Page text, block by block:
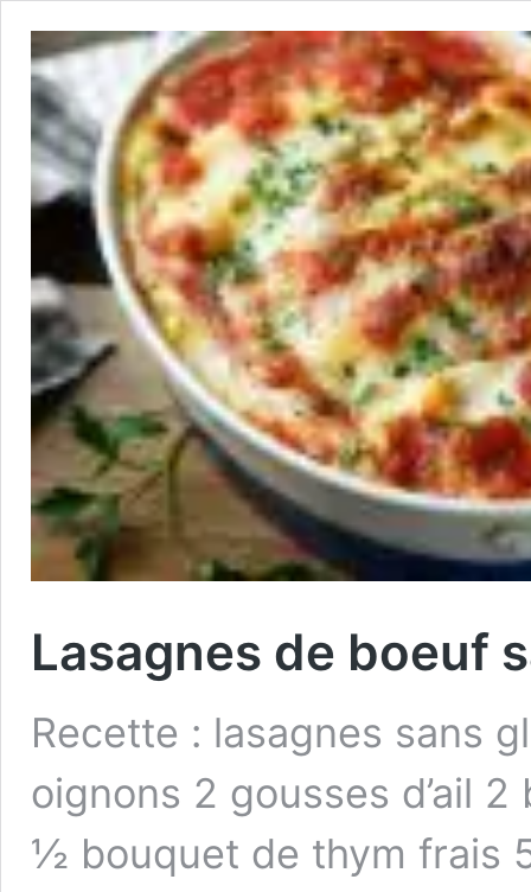
Lasagnes de boeuf
Recette : lasagnes sans
oignons 2 gousses d’ail
½ bouquet de thym frais